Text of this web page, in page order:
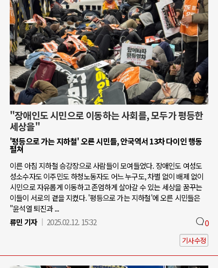
"장애인도 시민으로 이동하는 사회를, 모두가 평등한
세상을"
'평등으로 가는 지하철' 오른 시민들, 안국역서 13차 다이인 행동
펼쳐
이른 아침 지하철 승강장으로 사람들이 모여들었다. 장애인도 여성도
성소수자도 이주민도 하청노동자도 어느 누구도, 차별 없이 배제 없이
시민으로 자유롭게 이동하고 존엄하게 살아갈 수 있는 세상을 꿈꾸는
이들이 서로의 곁을 지켰다. '평등으로 가는 지하철'에 오른 시민들은
"윤석열 퇴진과 ...
류민 기자
2025.02.12. 15:32 0
기사수정